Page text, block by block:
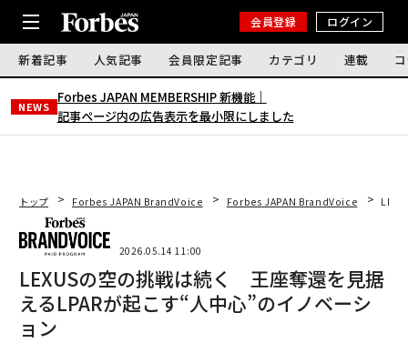
会員登録 ログイン
新着記事 人気記事 会員限定記事 カテゴリ 連載
NEWS
Forbes JAPAN MEMBERSHIP 新機能｜
記事ページ内の広告表示を最小限にしました
トップ Forbes JAPAN BrandVoice Forbes JAPAN BrandVoice
2026.05.14 11:00
LEXUSの空の挑戦は続く 王座奪還を見据
えるLPARが起こす“人中心”のイノベーシ
ョン